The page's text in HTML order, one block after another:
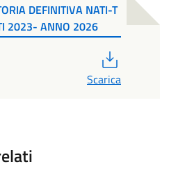
DEFINITIVA NATI-T
2023- ANNO 2026
Scarica